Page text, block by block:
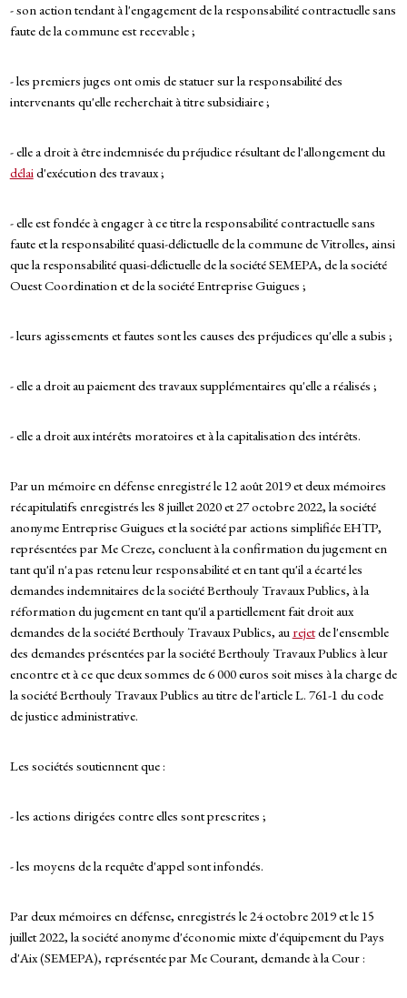
- son action tendant à l'engagement de la responsabilité contractuelle sans
faute de la commune est recevable ;
- les premiers juges ont omis de statuer sur la responsabilité des
intervenants qu'elle recherchait à titre subsidiaire ;
- elle a droit à être indemnisée du préjudice résultant de l'allongement du
délaid'exécution des travaux ;
- elle est fondée à engager à ce titre la responsabilité contractuelle sans
faute et la responsabilité quasi-délictuelle de la commune de Vitrolles, ainsi
que la responsabilité quasi-délictuelle de la société SEMEPA, de la société
Ouest Coordination et de la société Entreprise Guigues ;
- leurs agissements et fautes sont les causes des préjudices qu'elle a subis ;
- elle a droit au paiement des travaux supplémentaires qu'elle a réalisés ;
- elle a droit aux intérêts moratoires et à la capitalisation des intérêts.
Par un mémoire en défense enregistré le 12 août 2019 et deux mémoires
récapitulatifs enregistrés les 8 juillet 2020 et 27 octobre 2022, la société
anonyme Entreprise Guigues et la société par actions simplifiée EHTP,
représentées par Me Creze, concluent à la confirmation du jugement en
tant qu'il n'a pas retenu leur responsabilité et en tant qu'il a écarté les
demandes indemnitaires de la société Berthouly Travaux Publics, à la
réformation du jugement en tant qu'il a partiellement fait droit aux
demandes de la société Berthouly Travaux Publics, au rejetde l'ensemble
des demandes présentées par la société Berthouly Travaux Publics à leur
encontre et à ce que deux sommes de 6 000 euros soit mises à la charge de
la société Berthouly Travaux Publics au titre de l'article L. 761-1 du code
de justice administrative.
Les sociétés soutiennent que :
- les actions dirigées contre elles sont prescrites ;
- les moyens de la requête d'appel sont infondés.
Par deux mémoires en défense, enregistrés le 24 octobre 2019 et le 15
juillet 2022, la société anonyme d'économie mixte d'équipement du Pays
d'Aix (SEMEPA), représentée par Me Courant, demande à la Cour :